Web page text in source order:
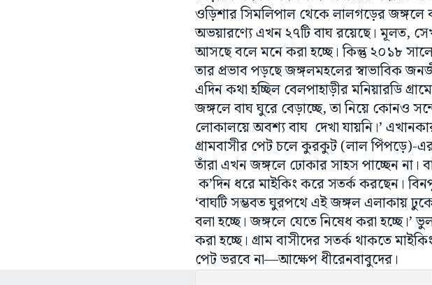
ওড়িশার সিমলিপাল থেকে লালগড়ের জঙ্গলে
অভয়ারণ্যে এখন ২৭টি বাঘ রয়েছে। মূলত,
আসছে বলে মনে করা হচ্ছে। কিন্তু ২০১৮
তার প্রভাব পড়ছে জঙ্গলমহলের স্বাভাবিক
এদিন কথা হচ্ছিল বেলপাহাড়ীর মনিয়ারডি
জঙ্গলে বাঘ ঘুরে বেড়াচ্ছে, তা নিয়ে কোনও
লোকালয়ে অবশ্য বাঘ দেখা যায়নি।’ এখানকার
গ্রামবাসীর পেট চলে কুরকুট (লাল পিঁপড়ে)-
তাঁরা এখন জঙ্গলে ঢোকার সাহস পাচ্ছেন না।
ক’দিন ধরে মাইকিং করে সতর্ক করছেন।
‘বাঘটি সম্ভবত ঘুরপথে এই জঙ্গল এলাকায়
বলা হচ্ছে। জঙ্গলে যেতে নিষেধ করা
করা হচ্ছে। গ্ৰাম বাসীদের সতর্ক থাকতে
পেট ভরবে না—আক্ষেপ ধীরেনবাবুদের।